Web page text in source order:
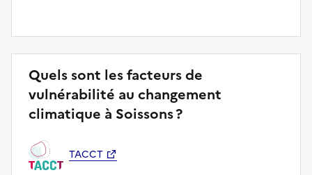
Quels sont les facteurs de
vulnérabilité au changement
climatique à Soissons ?
TACCT